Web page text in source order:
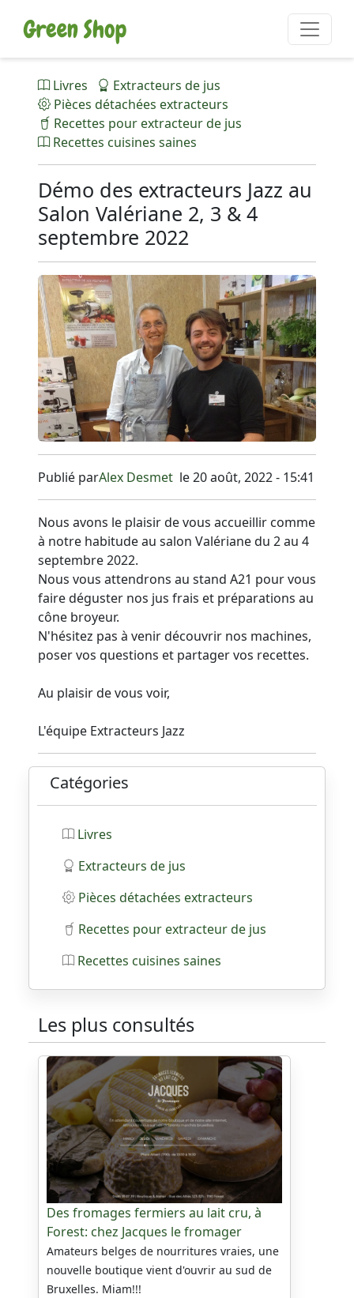
Livres
Extracteurs de jus
Pièces détachées extracteurs
Recettes pour extracteur de jus
Recettes cuisines saines
Démo des extracteurs Jazz au
Salon Valériane 2, 3 & 4
septembre 2022
Publié parAlex Desmet le 20 août, 2022 - 15:41
Nous avons le plaisir de vous accueillir comme
à notre habitude au salon Valériane du 2 au 4
septembre 2022.
Nous vous attendrons au stand A21 pour vous
faire déguster nos jus frais et préparations au
cône broyeur.
N'hésitez pas à venir découvrir nos machines,
poser vos questions et partager vos recettes.
Au plaisir de vous voir,
L'équipe Extracteurs Jazz
Catégories
Livres
Extracteurs de jus
Pièces détachées extracteurs
Recettes pour extracteur de jus
Recettes cuisines saines
Les plus consultés
Des fromages fermiers au lait cru, à
Forest: chez Jacques le fromager
Amateurs belges de nourritures vraies, une
nouvelle boutique vient d'ouvrir au sud de
Bruxelles. Miam!!!